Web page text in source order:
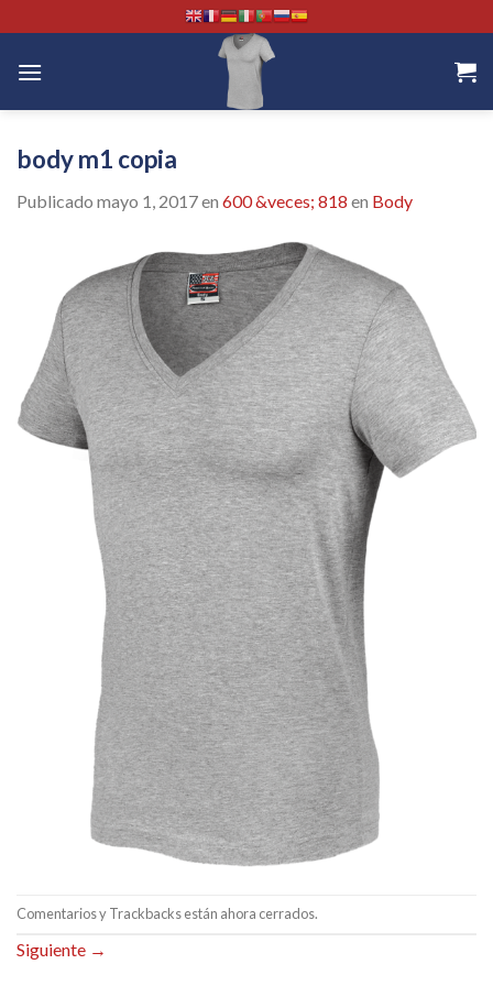
to
content
body m1 copia
Publicado mayo 1, 2017en 600 &veces; 818 en Body
Comentarios y Trackbacks están ahora cerrados.
Siguiente →